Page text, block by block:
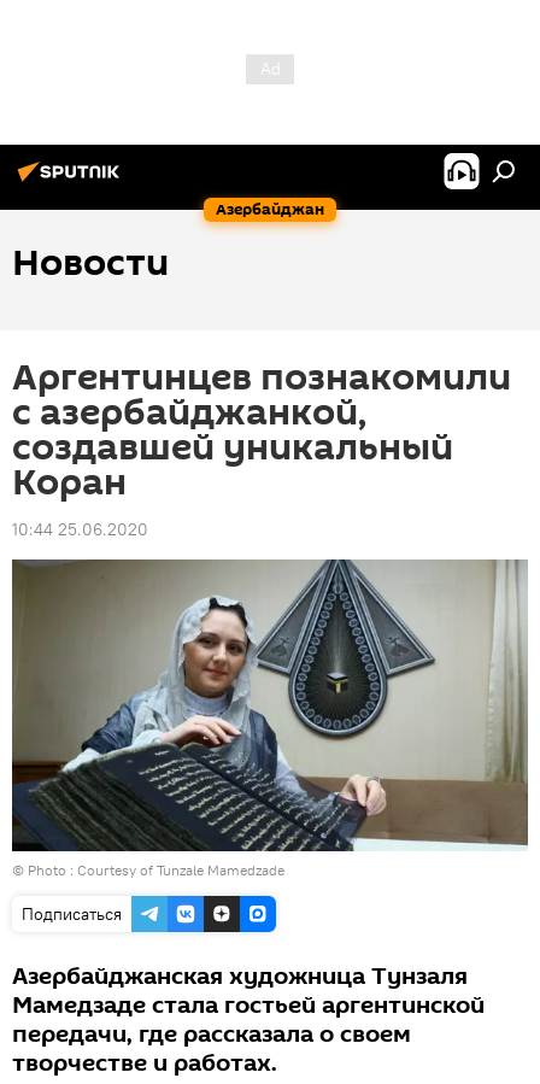
Азербайджан
Новости
Аргентинцев познакомили
с азербайджанкой,
создавшей уникальный
Коран
10:44 25.06.2020
© Photo : Courtesy of Tunzale Mamedzade
Подписаться
Азербайджанская художница Тунзаля
Мамедзаде стала гостьей аргентинской
передачи, где рассказала о своем
творчестве и работах.